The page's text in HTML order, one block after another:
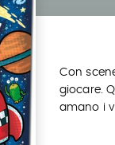
Con
giocare.
amano i